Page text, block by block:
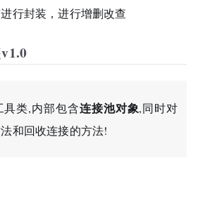
进行封装，进行增删改查
类,内部包含连接池对象,同时对
和回收连接的方法!